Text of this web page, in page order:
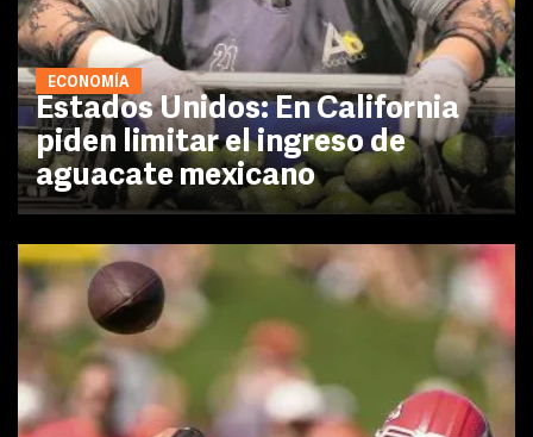
ECONOMÍA
Estados Unidos: En California
piden limitar el ingreso de
aguacate mexicano